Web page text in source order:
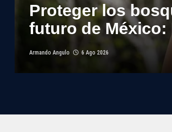
Proteger los
futuro de México:
Armando Angulo 6 Ago 2026